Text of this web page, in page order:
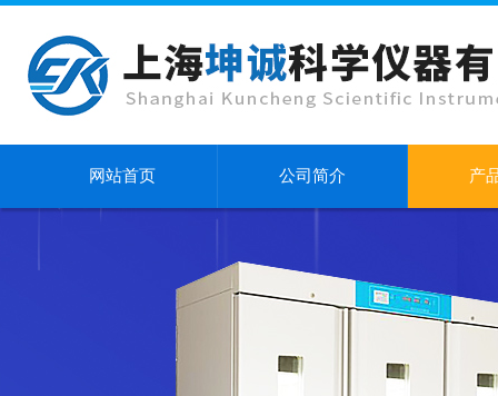
网站首页 公司简介 产